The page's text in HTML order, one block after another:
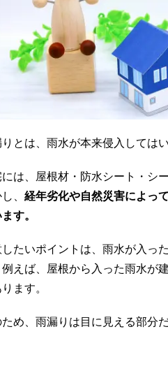
とは、雨水が本来侵入しては
は、屋根材・防水シート・シ
、 経年劣化や自然災害によっ
す。
たいポイントは、雨水が入っ
えば、屋根から入った雨水が
ます。
ため、雨漏りは目に見える部分